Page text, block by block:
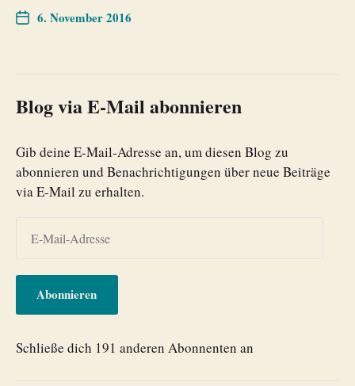
6. November 2016
Blog via E-Mail abonnieren
Gib deine E-Mail-Adresse an, um diesen Blog zu
abonnieren und Benachrichtigungen über neue Beiträge
via E-Mail zu erhalten.
Abonnieren
Schließe dich 191 anderen Abonnenten an